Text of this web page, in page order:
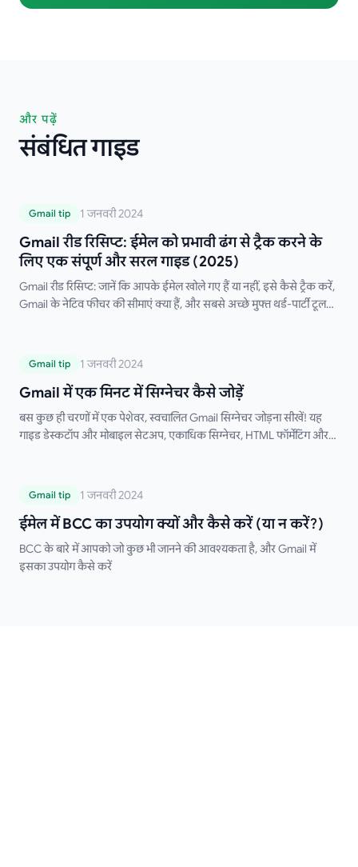
और पढ़ें
संबंधित गाइड
Gmail रीड रिसिप्ट: ईमेल को प्रभावी ढंग से ट्रैक करने
के लिए एक संपूर्ण और सरल गाइड (2025)
Gmail tip 1 जनवरी 2024
Gmail रीड रिसिप्ट: ईमेल को प्रभावी ढंग से ट्रैक करने के
लिए एक संपूर्ण और सरल गाइड (2025)
Gmail रीड रिसिप्ट: जानें कि आपके ईमेल खोले गए हैं या नहीं, इसे कैसे ट्रैक करें,
Gmail के नेटिव फीचर की सीमाएं क्या हैं, और सबसे अच्छे मुफ्त थर्ड-पार्टी टूल
Gmail में एक मिनट में सिग्नेचर कैसे जोड़ें
Gmail tip 1 जनवरी 2024
Gmail में एक मिनट में सिग्नेचर कैसे जोड़ें
बस कुछ ही चरणों में एक पेशेवर, स्वचालित Gmail सिग्नेचर जोड़ना सीखें! यह
गाइड डेस्कटॉप और मोबाइल सेटअप, एकाधिक सिग्नेचर, HTML फॉर्मेटिंग और
ईमेल में BCC का उपयोग क्यों और कैसे करें (या न
करें?)
Gmail tip 1 जनवरी 2024
ईमेल में BCC का उपयोग क्यों और कैसे करें (या न करें?)
BCC के बारे में आपको जो कुछ भी जानने की आवश्यकता है, और Gmail में
इसका उपयोग कैसे करें